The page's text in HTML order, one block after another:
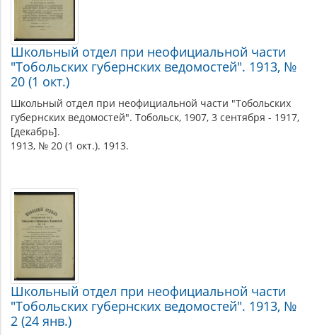
Школьный отдел при неофициальной части
"Тобольских губернских ведомостей". 1913, №
20 (1 окт.)
Школьный отдел при неофициальной части "Тобольских
губернских ведомостей". Тобольск, 1907, 3 сентября - 1917,
[декабрь].
1913, № 20 (1 окт.). 1913.
Школьный отдел при неофициальной части
"Тобольских губернских ведомостей". 1913, №
2 (24 янв.)